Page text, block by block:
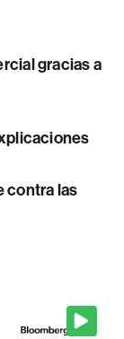
gracias a
contra las